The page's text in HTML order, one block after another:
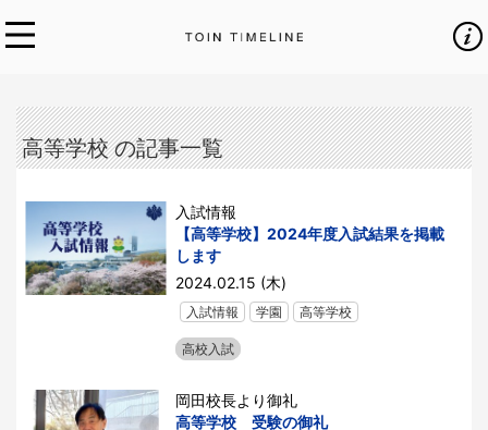
高等学校 の記事一覧
入試情報
【高等学校】2024年度入試結果を掲載
します
2024.02.15 (木)
入試情報 学園 高等学校
高校入試
岡田校長より御礼
高等学校 受験の御礼